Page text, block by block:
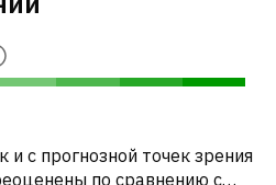
и с прогнозной точек зрения
по сравнению с